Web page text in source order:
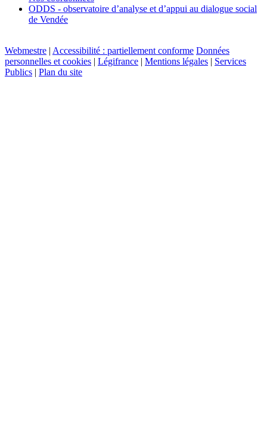
ODDS - observatoire d’analyse et d’appui au dialogue social
de Vendée
Webmestre | Accessibilité : partiellement conforme Données
personnelles et cookies | Légifrance | Mentions légales | Services
Publics | Plan du site